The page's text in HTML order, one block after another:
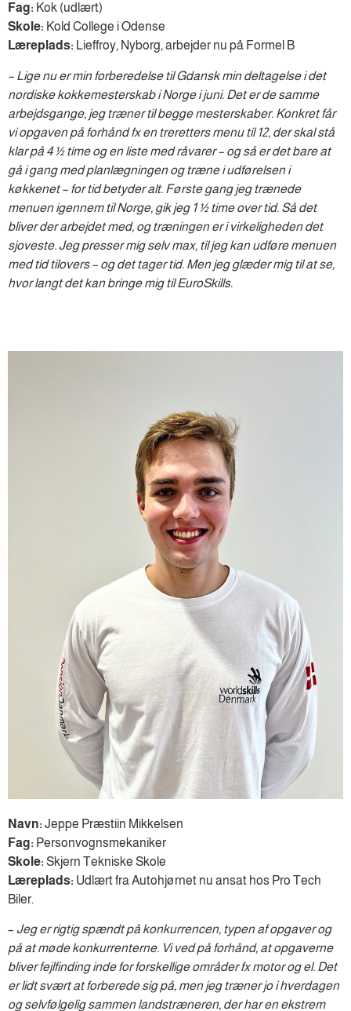
Fag: Kok (udlært)
Skole: Kold College i Odense
Læreplads: Lieffroy, Nyborg, arbejder nu på Formel B
– Lige nu er min forberedelse til Gdansk min deltagelse i det
nordiske kokkemesterskab i Norge i juni. Det er de samme
arbejdsgange, jeg træner til begge mesterskaber. Konkret får
vi opgaven på forhånd fx en treretters menu til 12, der skal stå
klar på 4 ½ time og en liste med råvarer – og så er det bare at
gå i gang med planlægningen og træne i udførelsen i
køkkenet – for tid betyder alt. Første gang jeg trænede
menuen igennem til Norge, gik jeg 1 ½ time over tid. Så det
bliver der arbejdet med, og træningen er i virkeligheden det
sjoveste. Jeg presser mig selv max, til jeg kan udføre menuen
med tid tilovers – og det tager tid. Men jeg glæder mig til at se,
hvor langt det kan bringe mig til EuroSkills.
Navn: Jeppe Præstiin Mikkelsen
Fag: Personvognsmekaniker
Skole: Skjern Tekniske Skole
Læreplads: Udlært fra Autohjørnet nu ansat hos Pro Tech
Biler.
– Jeg er rigtig spændt på konkurrencen, typen af opgaver og
på at møde konkurrenterne. Vi ved på forhånd, at opgaverne
bliver fejlfinding inde for forskellige områder fx motor og el. Det
er lidt svært at forberede sig på, men jeg træner jo i hverdagen
og selvfølgelig sammen landstræneren, der har en ekstrem